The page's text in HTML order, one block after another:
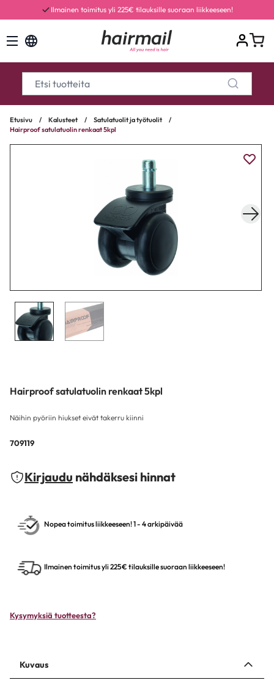
Ilmainen toimitus yli 225€ tilauksille suoraan liikkeeseen!
Etusivu / Kalusteet / Satulatuolit ja työtuolit
/
Hairproof satulatuolin renkaat 5kpl
Hairproof satulatuolin renkaat 5kpl
Näihin pyöriin hiukset eivät takerru kiinni
709119
Kirjaudu nähdäksesi hinnat
Nopea toimitus liikkeeseen! 1 - 4 arkipäivää
Ilmainen toimitus yli 225€ tilauksille suoraan liikkeeseen!
Kysymyksiä tuotteesta?
Kuvaus